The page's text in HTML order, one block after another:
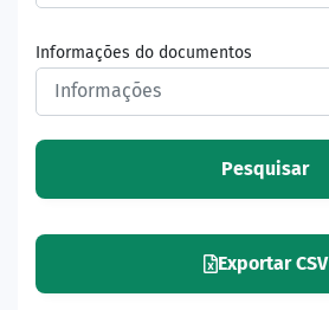
Informações do documentos
Pesquisar
Exportar CSV